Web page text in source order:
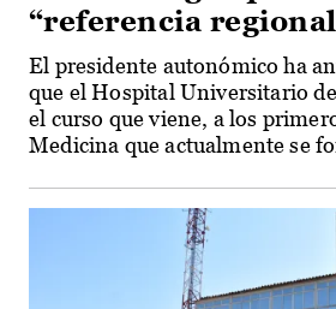
“referencia
El presidente autonómico ha
que el Hospital Universitario de
el curso que viene, a los
Medicina que actualmente se